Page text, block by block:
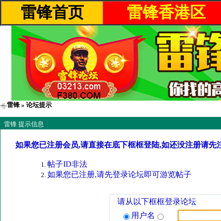
雷锋首页 雷锋香港区
雷锋 » 论坛提示
雷锋 提示信息
如果您已注册会员,请直接在底下框框登陆,如还没注册请先
帖子ID非法
如果您已注册,请先登录论坛即可游览帖子
请从以下框框登录论坛
用户名